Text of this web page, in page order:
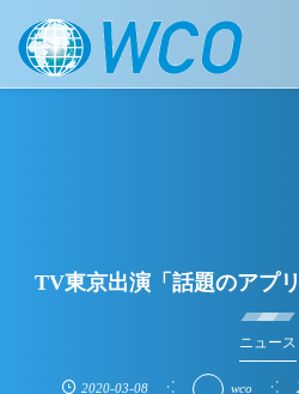
TV東京出演「話題のアプ
ニュース
2020-03-08 wco